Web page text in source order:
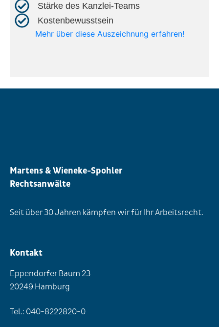
Stärke des Kanzlei-Teams​
Kostenbewusstsein​
Mehr über diese Auszeichnung erfahren!
Martens & Wieneke-Spohler
Rechtsanwälte
Seit über 30 Jahren kämpfen wir für Ihr Arbeitsrecht.
Kontakt
Eppendorfer Baum 23
20249 Hamburg
Tel.: 040-8222820-0